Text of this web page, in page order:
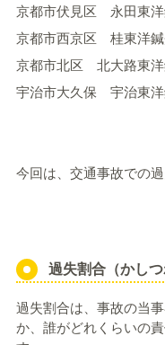
京都市伏見区 永田東洋
京都市西京区 桂東洋
京都市北区 北大路東洋
宇治市大久保 宇治東
今回は、交通事故での
過失割合（かし
過失割合は、事故の当
か、誰がどれくらいの